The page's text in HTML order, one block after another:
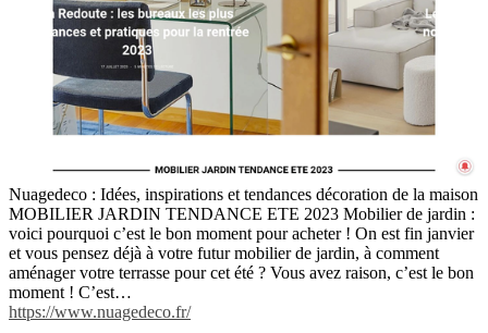
Nuagedeco : Idées, inspirations et tendances décoration de la maison
MOBILIER JARDIN TENDANCE ETE 2023 Mobilier de jardin :
voici pourquoi c’est le bon moment pour acheter ! On est fin janvier
et vous pensez déjà à votre futur mobilier de jardin, à comment
aménager votre terrasse pour cet été ? Vous avez raison, c’est le bon
moment ! C’est…
https://www.nuagedeco.fr/